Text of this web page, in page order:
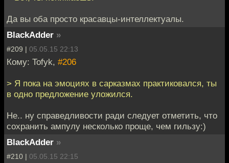
Да вы оба просто красавцы-интеллектуалы.
BlackAdder »
#209 | 05.05.15 22:13
Кому: Tofyk, #206
> Я пока на эмоциях в сарказмах практиковался, ты
в одно предложение уложился.
Не.. ну справедливости ради следует отметить, что
сохранить ампулу несколько проще, чем гильзу:)
BlackAdder »
#210 | 05.05.15 22:15